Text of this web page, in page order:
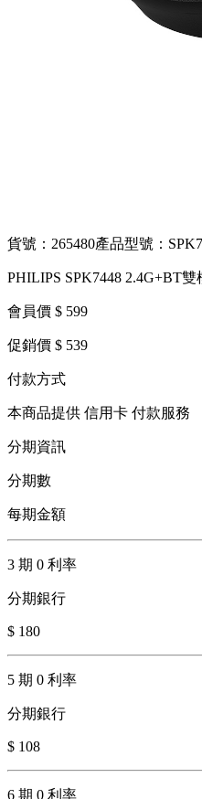
貨號：265480產品型號：
PHILIPS SPK7448 2.4G+BT
會員價 $ 599
促銷價 $ 539
付款方式
本商品提供 信用卡 付款服務
分期資訊
分期數
每期金額
3 期 0 利率
分期銀行
$ 180
5 期 0 利率
分期銀行
$ 108
6 期 0 利率